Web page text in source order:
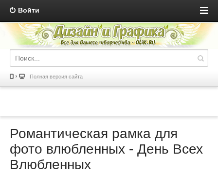
Войти
Полная версия сайта
Романтическая рамка для
фото влюбленных - День Всех
Влюбленных